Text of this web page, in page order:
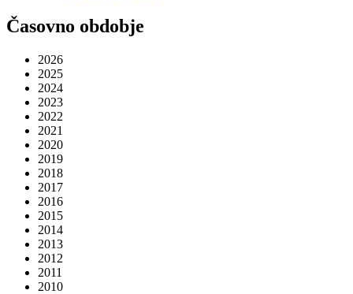
Časovno obdobje
2026
2025
2024
2023
2022
2021
2020
2019
2018
2017
2016
2015
2014
2013
2012
2011
2010